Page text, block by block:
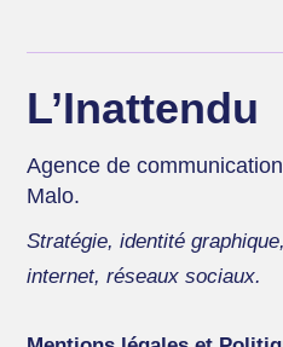
L’Inattendu
Agence de
Malo.
Stratégie, identité
internet, réseaux sociaux.